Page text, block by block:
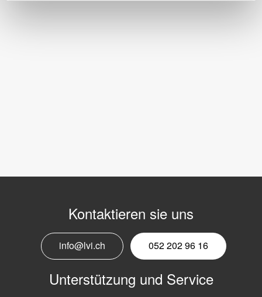
Kontaktieren sie uns
info@lvi.ch 052 202 96 16
Unterstützung und Service